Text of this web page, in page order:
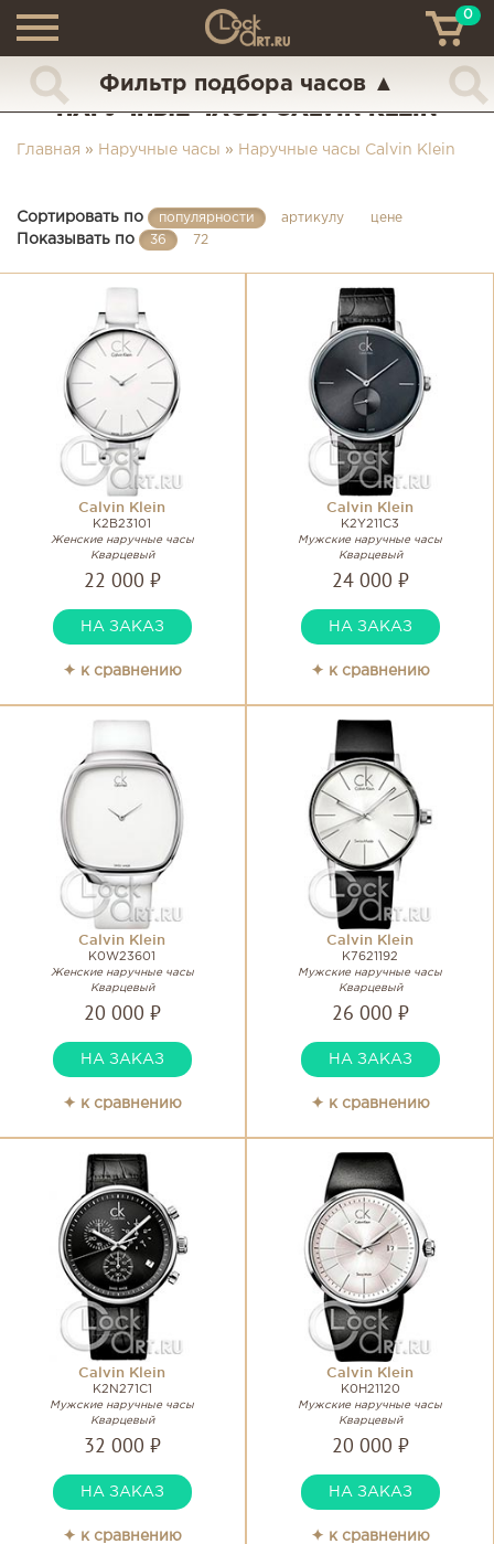
+7 (925) 517-68-49
ТН
0
Фильтр подбора часов ▲
НАРУЧНЫЕ ЧАСЫ CALVIN KLEIN
Главная » Наручные часы » Наручные часы Calvin Klein
Сортировать по популярности артикулу цене
Показывать по 36 72
Calvin Klein
K2B23101
Женские наручные часы
Кварцевый
22 000 ₽
НА ЗАКАЗ
✦ к сравнению
Calvin Klein
K2Y211C3
Мужские наручные часы
Кварцевый
24 000 ₽
НА ЗАКАЗ
✦ к сравнению
Calvin Klein
K0W23601
Женские наручные часы
Кварцевый
20 000 ₽
НА ЗАКАЗ
✦ к сравнению
Calvin Klein
K7621192
Мужские наручные часы
Кварцевый
26 000 ₽
НА ЗАКАЗ
✦ к сравнению
Calvin Klein
K2N271C1
Мужские наручные часы
Кварцевый
32 000 ₽
НА ЗАКАЗ
✦ к сравнению
Calvin Klein
K0H21120
Мужские наручные часы
Кварцевый
20 000 ₽
НА ЗАКАЗ
✦ к сравнению